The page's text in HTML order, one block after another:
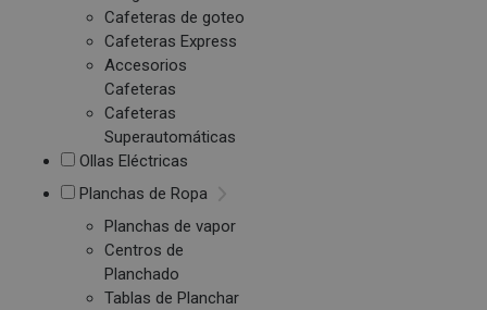
Cafeteras de goteo
Cafeteras Express
Accesorios
Cafeteras
Cafeteras
Superautomáticas
Ollas Eléctricas
Planchas de Ropa
Planchas de vapor
Centros de
Planchado
Tablas de Planchar